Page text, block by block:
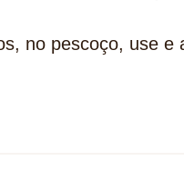
no pescoço, use e